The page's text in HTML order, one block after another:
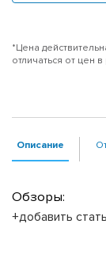
*Цена
отличаться от цен
Описание
Обзоры:
+добавить